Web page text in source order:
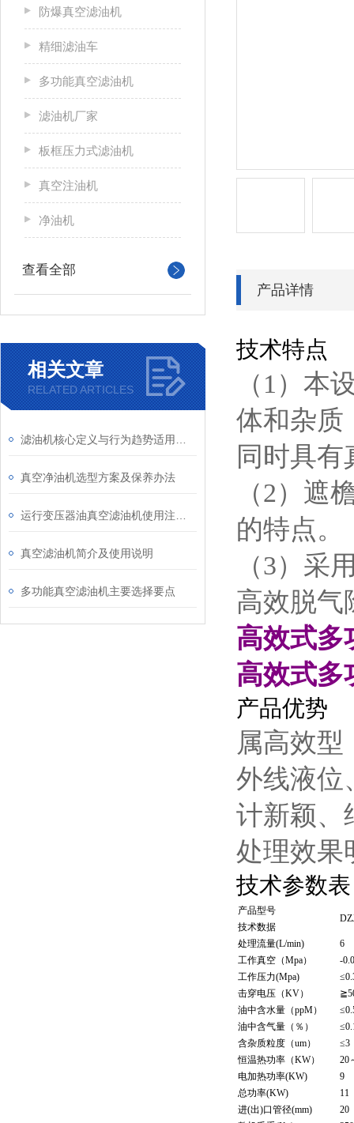
防爆真空滤油机
精细滤油车
多功能真空滤油机
滤油机厂家
板框压力式滤油机
真空注油机
净油机
查看全部
相关文章
RELATED ARTICLES
真空净油机选型方案及保养办法
真空滤油机简介及使用说明
多功能真空滤油机主要选择要点
产品详情
技术特点
（1）本
体和杂质
同时具
（2）遮
的特点。
（3）采
高效脱气
高效式多
高效式多
产品优势
属高效
外线液位
计新颖、
处理效果
技术参数表
产品型号
技术数据
处理流量(L/min)
6
工作真空（Mpa）
-
工作压力(Mpa)
击穿电压（KV）
油中含水量（ppM）
油中含气量（％）
含杂质粒度（um）
≤3
恒温热功率（KW）
20
电加热功率(KW)
9
总功率(KW)
11
进(出)口管径(mm)
20